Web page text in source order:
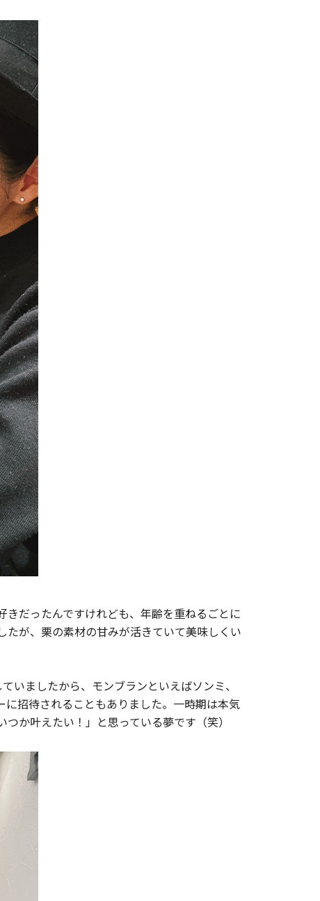
だったんですけれども、年齢を重ねるごとに
が、栗の素材の甘みが活きていて美味しくい
いましたから、モンブランといえばソンミ、
招待されることもありました。一時期は本気
か叶えたい！」と思っている夢です（笑）